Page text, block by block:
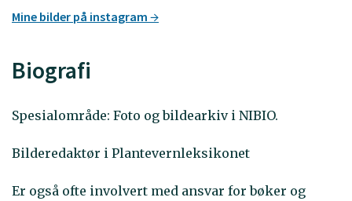
Mine bilder på instagram
Biografi
Spesialområde: Foto og bildearkiv i NIBIO.
Bilderedaktør i Plantevernleksikonet
Er også ofte involvert med ansvar for bøker og